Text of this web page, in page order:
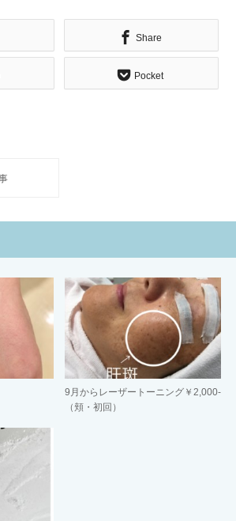
Share
Pocket
9月からレーザートーニング￥2,000-
（頬・初回）